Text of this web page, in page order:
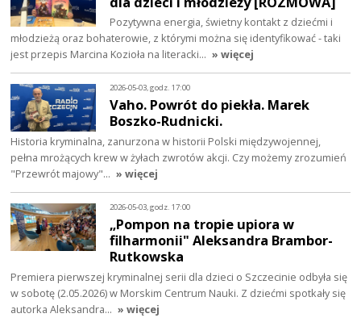
Pozytywna energia, świetny kontakt z dziećmi i
młodzieżą oraz bohaterowie, z którymi można się identyfikować - taki
jest przepis Marcina Kozioła na literacki… » więcej
2026-05-03, godz. 17:00
Vaho. Powrót do piekła. Marek
Boszko-Rudnicki.
Historia kryminalna, zanurzona w historii Polski międzywojennej,
pełna mrożących krew w żyłach zwrotów akcji. Czy możemy zrozumień
"Przewrót majowy"… » więcej
2026-05-03, godz. 17:00
„Pompon na tropie upiora w
filharmonii" Aleksandra Brambor-
Rutkowska
Premiera pierwszej kryminalnej serii dla dzieci o Szczecinie odbyła się
w sobotę (2.05.2026) w Morskim Centrum Nauki. Z dziećmi spotkały się
autorka Aleksandra… » więcej